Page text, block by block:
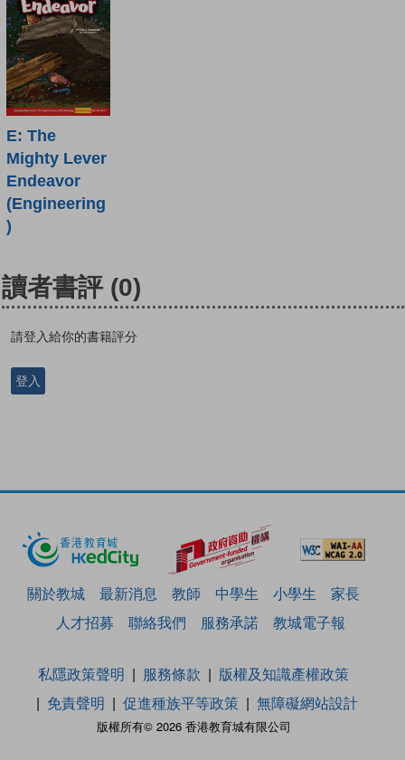
E: The
Mighty Lever
Endeavor
(Engineering
)
讀者書評 (0)
請登入給你的書籍評分
登入
關於教城 最新消息 教師 中學生 小學生
家長
人才招募
聯絡我們 服務承諾 教城電子報
版權所有© 2026 香港教育城有限公司
私隱政策聲明 服務條款
版權及知識產權政策
免責聲明
促進種族平等政策 無障礙網站設計